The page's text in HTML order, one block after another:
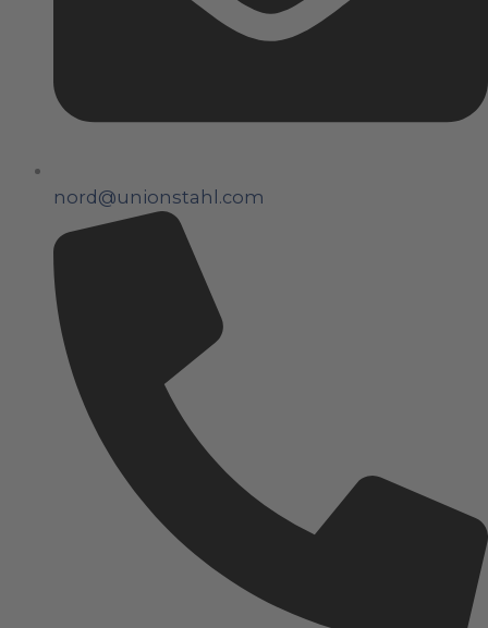
nord@unionstahl.com